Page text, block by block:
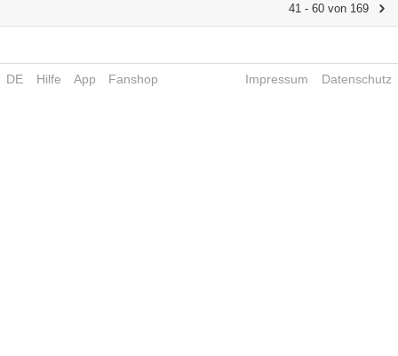
41 - 60 von 169
DE Hilfe App Fanshop Impressum Datenschutz